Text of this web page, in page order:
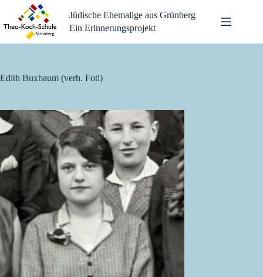
Inhalt
springen
Jüdische Ehemalige aus Grünberg
Ein Erinnerungsprojekt
Edith Buxbaum (verh. Foti)